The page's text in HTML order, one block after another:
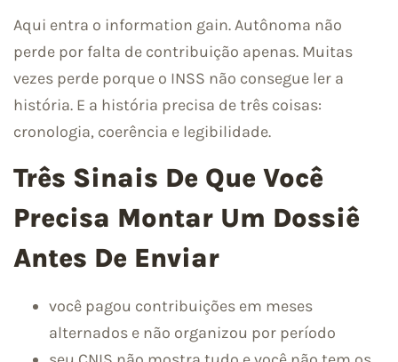
Aqui entra o information gain. Autônoma não
perde por falta de contribuição apenas. Muitas
vezes perde porque o INSS não consegue ler a
história. E a história precisa de três coisas:
cronologia, coerência e legibilidade.
Três Sinais De Que Você
Precisa Montar Um Dossiê
Antes De Enviar
você pagou contribuições em meses
alternados e não organizou por período